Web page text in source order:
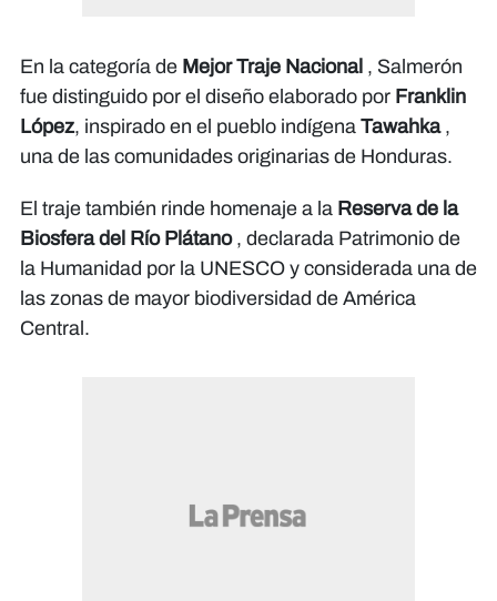
En la categoría de Mejor Traje Nacional , Salmerón
fue distinguido por el diseño elaborado por Franklin
López, inspirado en el pueblo indígena Tawahka,
una de las comunidades originarias de Honduras.
El traje también rinde homenaje a la Reserva de la
Biosfera del Río Plátano, declarada Patrimonio de
la Humanidad por la UNESCO y considerada una de
las zonas de mayor biodiversidad de América
Central.